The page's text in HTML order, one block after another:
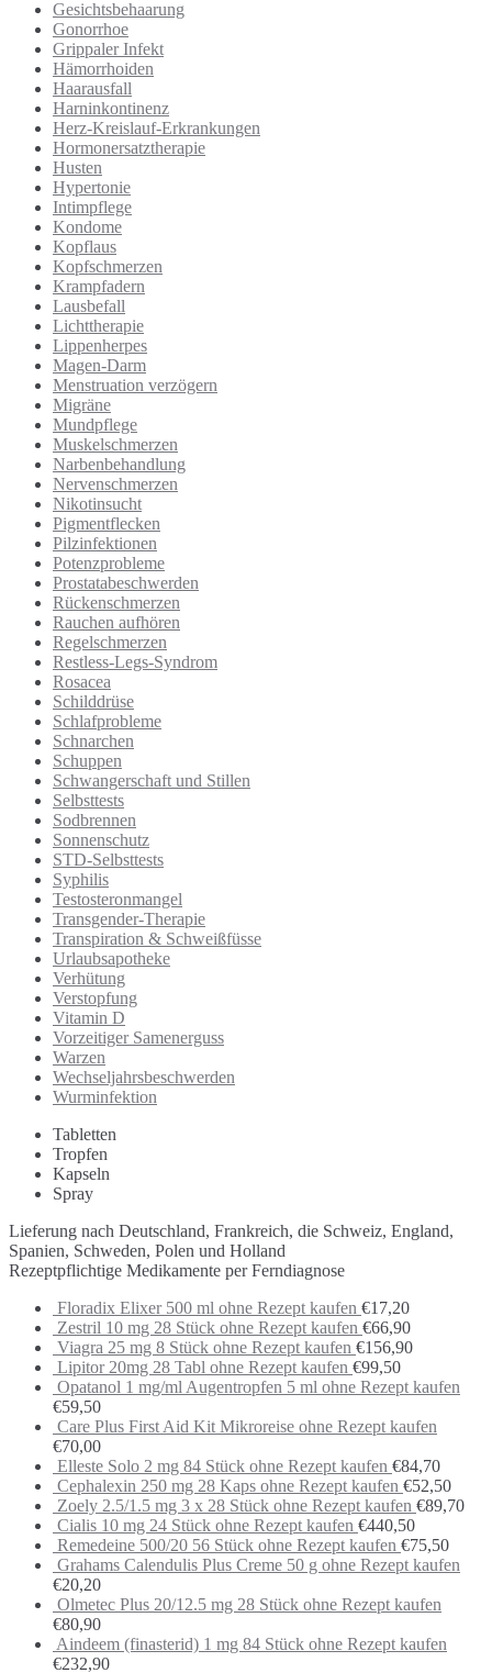
Gesichtsbehaarung
Gonorrhoe
Grippaler Infekt
Hämorrhoiden
Haarausfall
Harninkontinenz
Herz-Kreislauf-Erkrankungen
Hormonersatztherapie
Husten
Hypertonie
Intimpflege
Kondome
Kopflaus
Kopfschmerzen
Krampfadern
Lausbefall
Lichttherapie
Lippenherpes
Magen-Darm
Menstruation verzögern
Migräne
Mundpflege
Muskelschmerzen
Narbenbehandlung
Nervenschmerzen
Nikotinsucht
Pigmentflecken
Pilzinfektionen
Potenzprobleme
Prostatabeschwerden
Rückenschmerzen
Rauchen aufhören
Regelschmerzen
Restless-Legs-Syndrom
Rosacea
Schilddrüse
Schlafprobleme
Schnarchen
Schuppen
Schwangerschaft und Stillen
Selbsttests
Sodbrennen
Sonnenschutz
STD-Selbsttests
Syphilis
Testosteronmangel
Transgender-Therapie
Transpiration & Schweißfüsse
Urlaubsapotheke
Verhütung
Verstopfung
Vitamin D
Vorzeitiger Samenerguss
Warzen
Wechseljahrsbeschwerden
Wurminfektion
Tabletten
Tropfen
Kapseln
Spray
Lieferung nach Deutschland, Frankreich, die Schweiz, England,
Spanien, Schweden, Polen und Holland
Rezeptpflichtige Medikamente per Ferndiagnose
Floradix Elixer 500 ml ohne Rezept kaufen €17,20
Zestril 10 mg 28 Stück ohne Rezept kaufen €66,90
Viagra 25 mg 8 Stück ohne Rezept kaufen €156,90
Lipitor 20mg 28 Tabl ohne Rezept kaufen €99,50
Opatanol 1 mg/ml Augentropfen 5 ml ohne Rezept kaufen
€59,50
Care Plus First Aid Kit Mikroreise ohne Rezept kaufen
€70,00
Elleste Solo 2 mg 84 Stück ohne Rezept kaufen €84,70
Cephalexin 250 mg 28 Kaps ohne Rezept kaufen €52,50
Zoely 2.5/1.5 mg 3 x 28 Stück ohne Rezept kaufen €89,70
Cialis 10 mg 24 Stück ohne Rezept kaufen €440,50
Remedeine 500/20 56 Stück ohne Rezept kaufen €75,50
Grahams Calendulis Plus Creme 50 g ohne Rezept kaufen
€20,20
Olmetec Plus 20/12.5 mg 28 Stück ohne Rezept kaufen
€80,90
Aindeem (finasterid) 1 mg 84 Stück ohne Rezept kaufen
€232,90